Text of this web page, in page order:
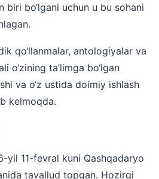
bo‘lgani uchun u bu sohani
qo‘llanmalar, antologiyalar va
ta’limga bo‘lgan
va o‘z ustida doimiy ishlash
kelmoqda.
yil 11-fevral kuni Qashqadaryo
tavallud topgan. Hozirgi